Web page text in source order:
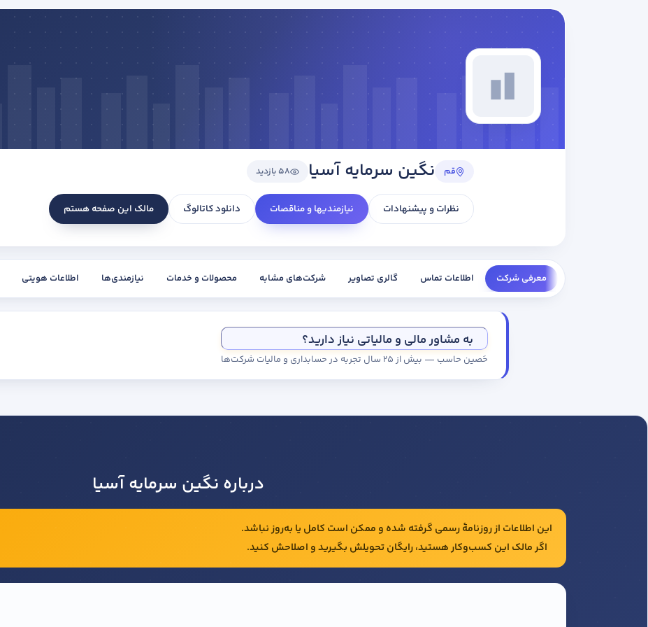
قم نگین سرمایه آسیا 58 بازدید
نظرات و پیشنهادات نیازمندیها و مناقصات دانلود کاتالوگ مالک این صفحه هستم
معرفی شرکت اطلاعات تماس گالری تصاویر شرکت‌های مشابه محصولات و خدمات نیازمندی‌ها اطلاعات هویتی
به مشاور مالی و مالیاتی نیاز دارید؟
حَصین حاسب — بیش از ۲۵ سال تجربه در حسابداری و مالیات شرکت‌ها
درباره نگین سرمایه آسیا
این اطلاعات از روزنامهٔ رسمی گرفته شده و ممکن است کامل یا به‌روز نباشد.
اگر مالک این کسب‌وکار هستید، رایگان تحویلش بگیرید و اصلاحش کنید.